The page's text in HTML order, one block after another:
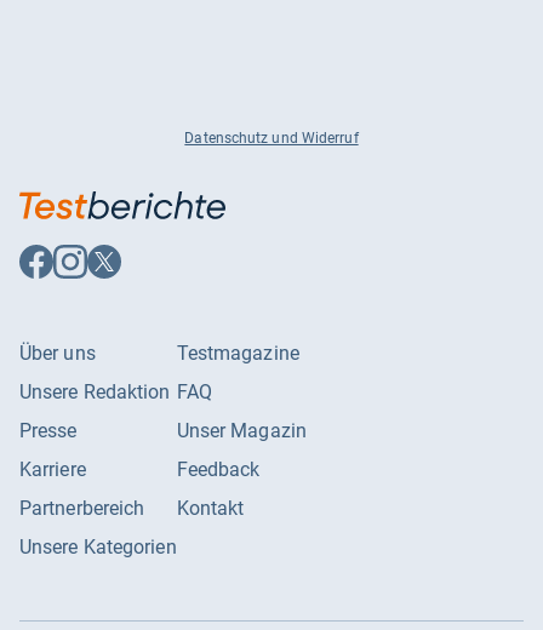
Datenschutz und Widerruf
Auf
Facebook
Auf
Instagram
Auf
X
Über uns
Unsere Redaktion
Presse
Karriere
Partnerbereich
Unsere Kategorien
Testmagazine
FAQ
Unser Magazin
Feedback
Kontakt